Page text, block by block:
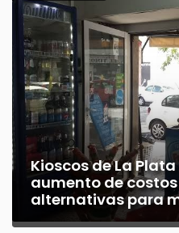
Kioscos de La
aumento de
alternativas para